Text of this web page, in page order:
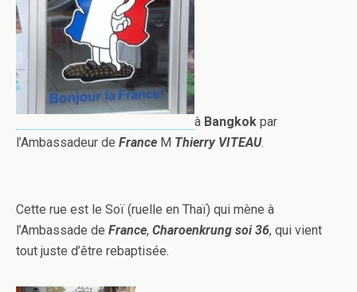
à Bangkok par
l’Ambassadeur de France M Thierry VITEAU.
Cette rue est le Soï (ruelle en Thaï) qui mène à
l’Ambassade de France, Charoenkrung soi 36, qui vient
tout juste d’être rebaptisée.